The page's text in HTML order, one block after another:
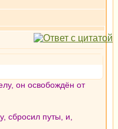
он освобождён от
сбросил путы, и,